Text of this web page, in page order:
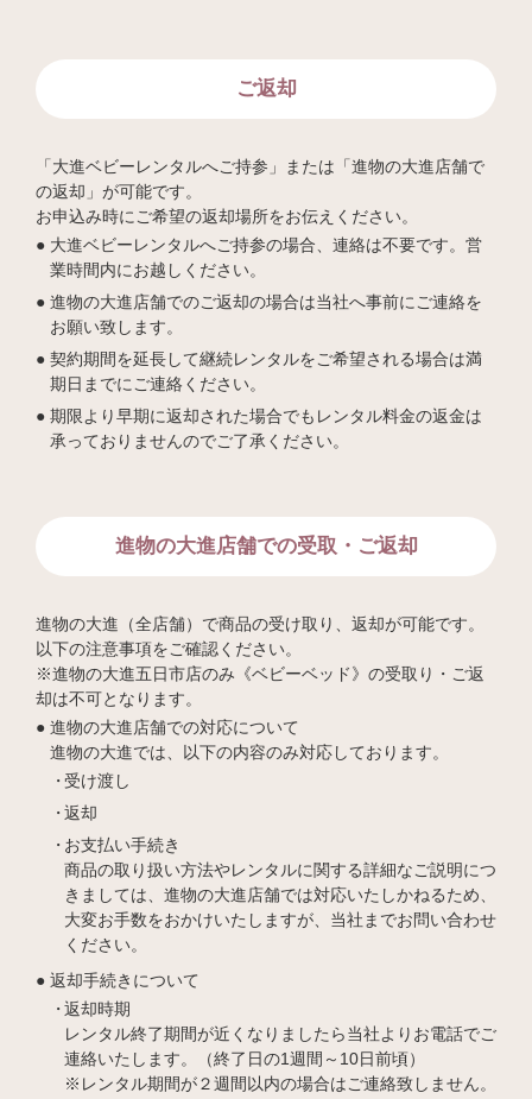
ご返却
「大進ベビーレンタルへご持参」または「進物の大進店舗で
の返却」が可能です。
お申込み時にご希望の返却場所をお伝えください。
大進ベビーレンタルへご持参の場合、連絡は不要です。営
業時間内にお越しください。
進物の大進店舗でのご返却の場合は当社へ事前にご連絡を
お願い致します。
契約期間を延長して継続レンタルをご希望される場合は満
期日までにご連絡ください。
期限より早期に返却された場合でもレンタル料金の返金は
承っておりませんのでご了承ください。
進物の大進店舗での受取・ご返却
進物の大進（全店舗）で商品の受け取り、返却が可能です。
以下の注意事項をご確認ください。
※進物の大進五日市店のみ《ベビーベッド》の受取り・ご返
却は不可となります。
進物の大進店舗での対応について
進物の大進では、以下の内容のみ対応しております。
受け渡し
返却
お支払い手続き
商品の取り扱い方法やレンタルに関する詳細なご説明につ
きましては、進物の大進店舗では対応いたしかねるため、
大変お手数をおかけいたしますが、当社までお問い合わせ
ください。
返却手続きについて
返却時期
レンタル終了期間が近くなりましたら当社よりお電話でご
連絡いたします。（終了日の1週間～10日前頃）
※レンタル期間が２週間以内の場合はご連絡致しません。